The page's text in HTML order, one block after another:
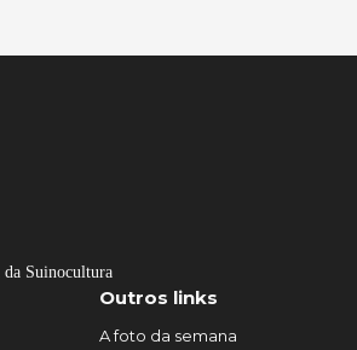
Suinocultura
Outros links
A foto da semana